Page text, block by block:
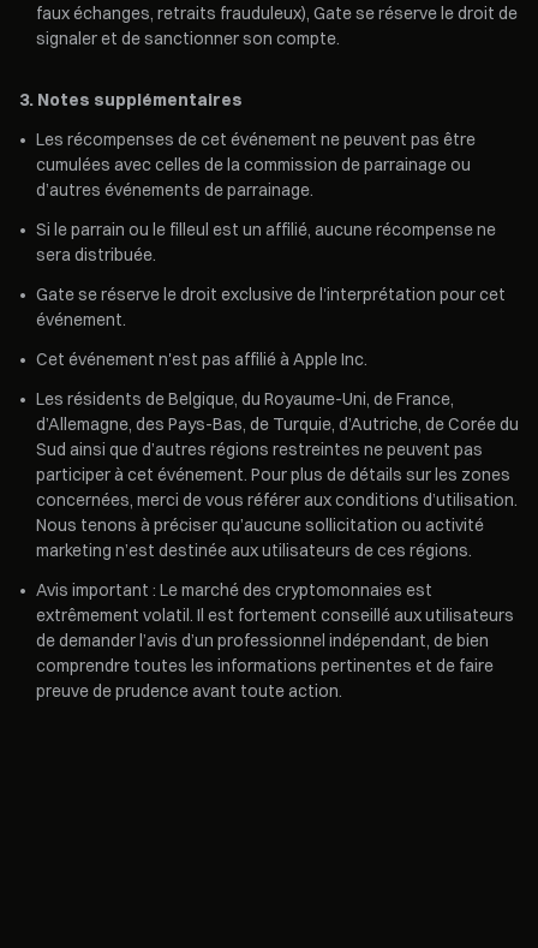
faux échanges, retraits frauduleux), Gate se réserve le droit de
signaler et de sanctionner son compte.
3. Notes supplémentaires
• Les récompenses de cet événement ne peuvent pas être
cumulées avec celles de la commission de parrainage ou
d’autres événements de parrainage.
• Si le parrain ou le filleul est un affilié, aucune récompense ne
sera distribuée.
• Gate se réserve le droit exclusive de l'interprétation pour cet
événement.
• Cet événement n'est pas affilié à Apple Inc.
• Les résidents de Belgique, du Royaume-Uni, de France,
d’Allemagne, des Pays-Bas, de Turquie, d’Autriche, de Corée du
Sud ainsi que d’autres régions restreintes ne peuvent pas
participer à cet événement. Pour plus de détails sur les zones
concernées, merci de vous référer aux conditions d’utilisation.
Nous tenons à préciser qu’aucune sollicitation ou activité
marketing n’est destinée aux utilisateurs de ces régions.
• Avis important : Le marché des cryptomonnaies est
extrêmement volatil. Il est fortement conseillé aux utilisateurs
de demander l’avis d’un professionnel indépendant, de bien
comprendre toutes les informations pertinentes et de faire
preuve de prudence avant toute action.